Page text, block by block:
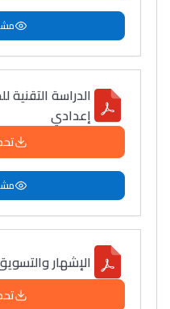
الدراسة التقنية
إعدادي
الإشهار